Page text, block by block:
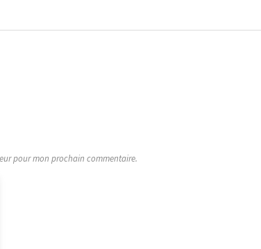
pour mon prochain commentaire.